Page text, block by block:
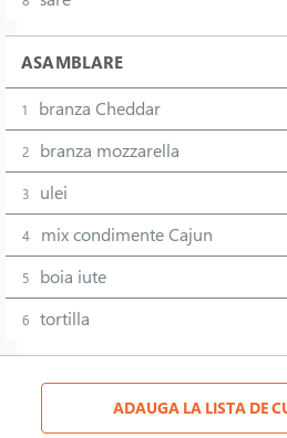
ASAMBLARE
1 branza Cheddar
2 branza mozzarella
3 ulei
4 mix condimente Cajun
5 boia iute
6 tortilla
ADAUGA LA LISTA DE